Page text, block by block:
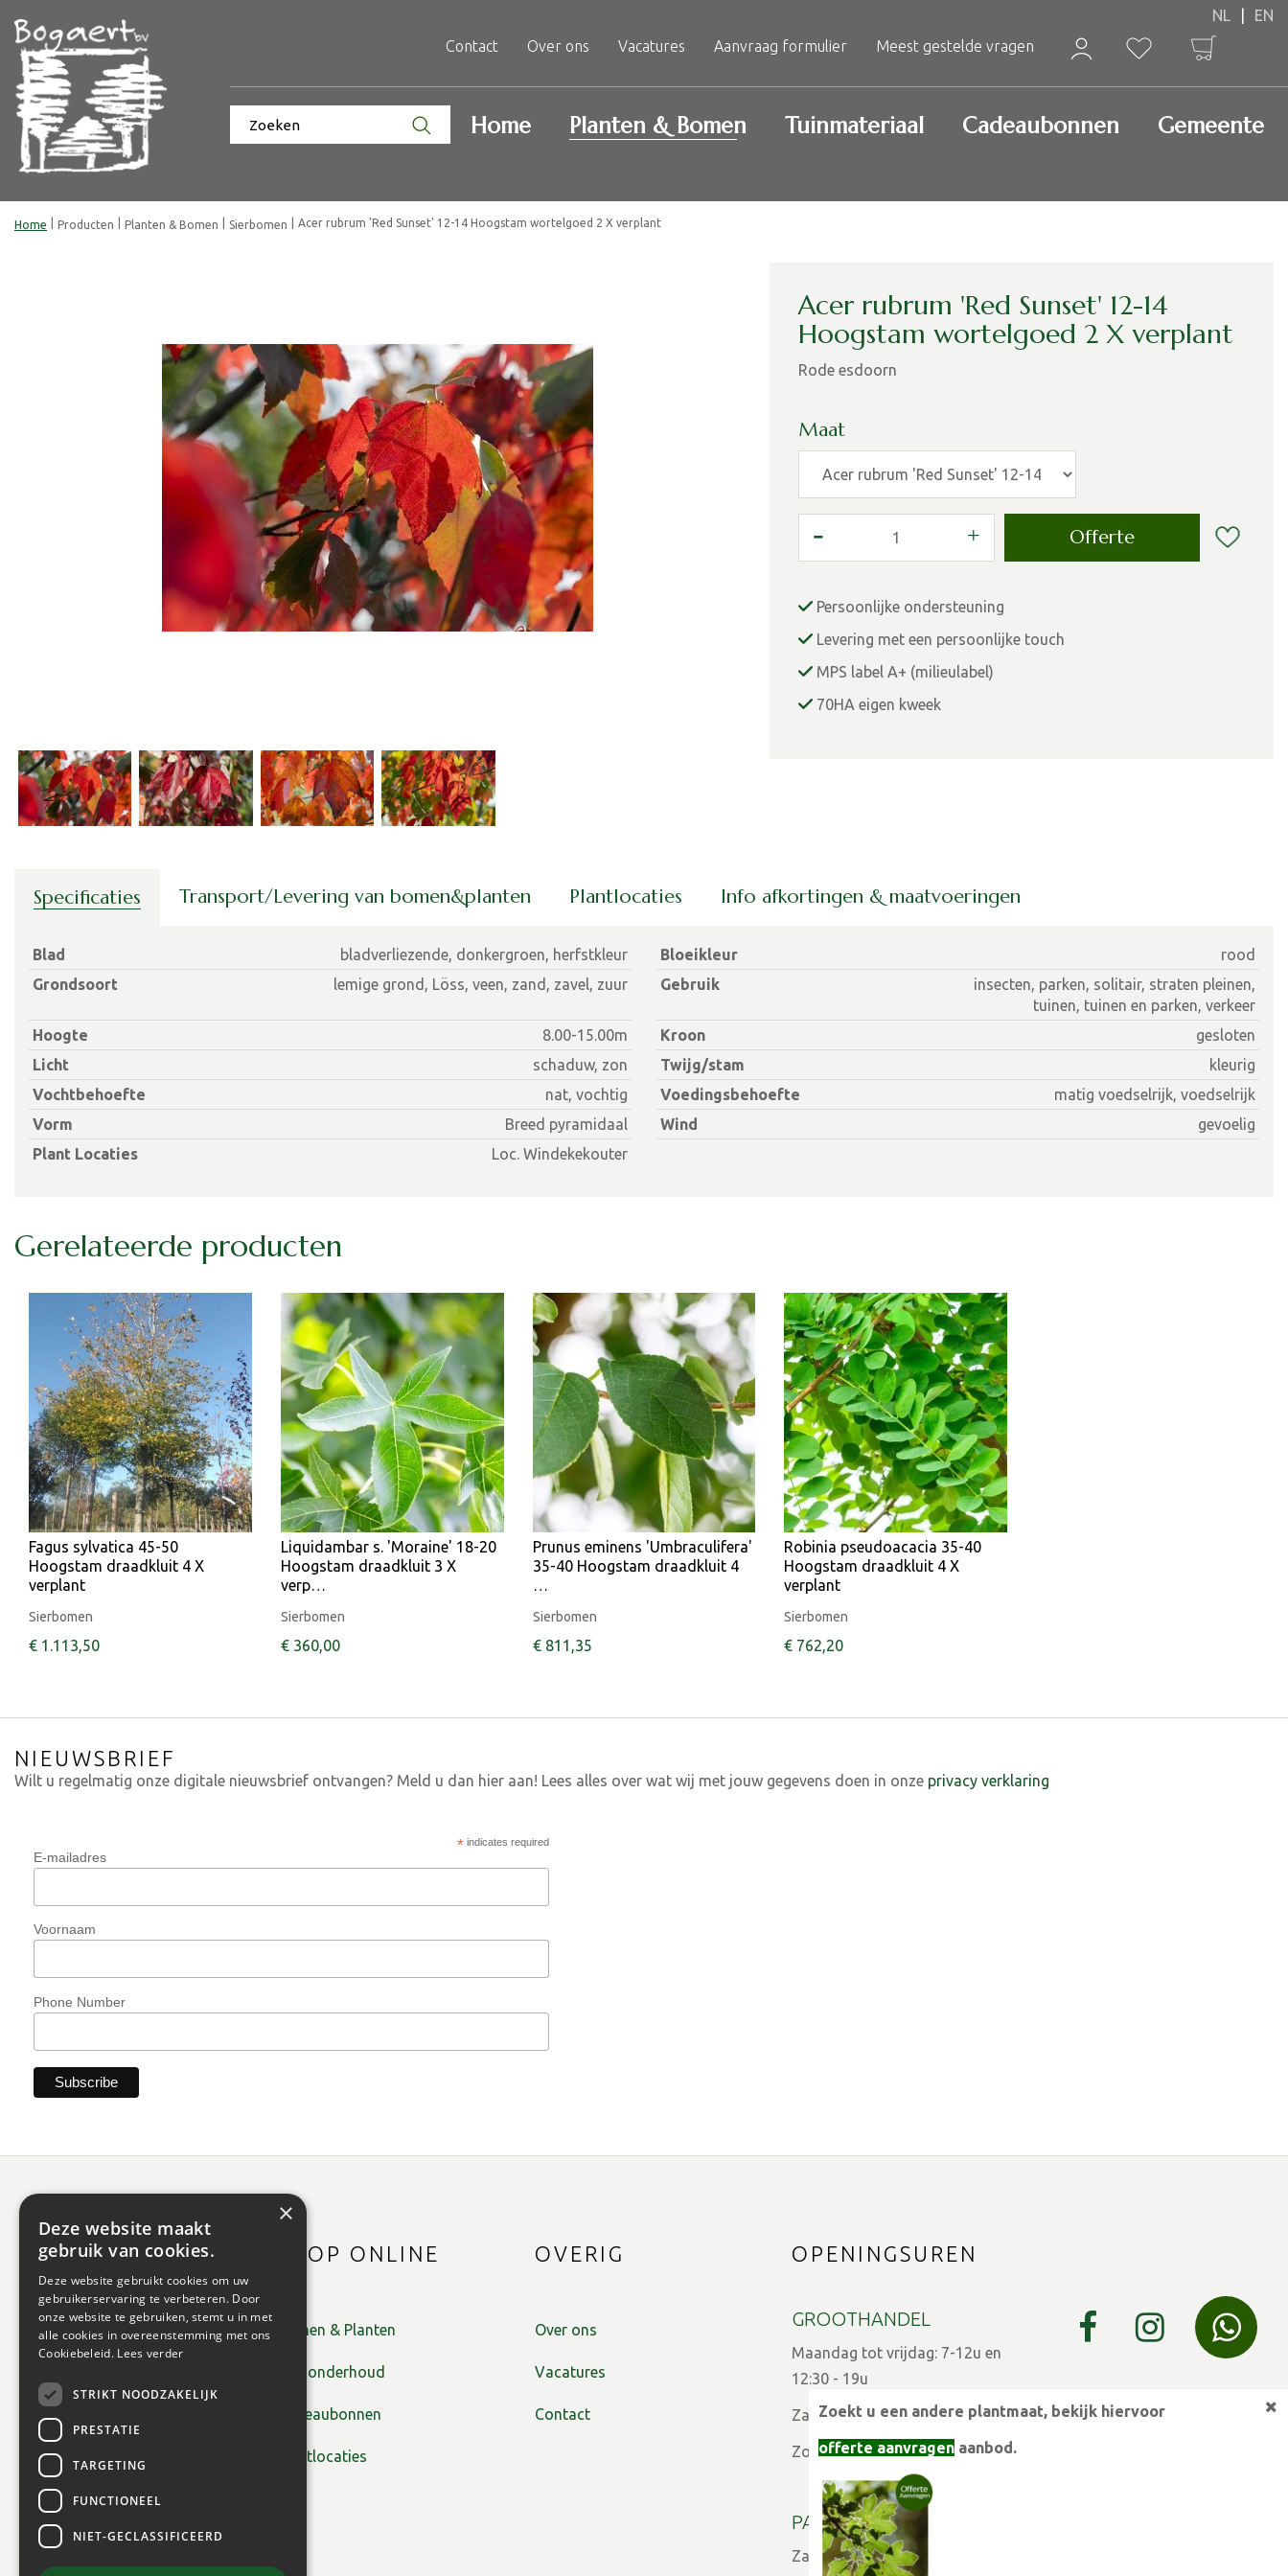
naar
content
Home Producten Planten & Bomen Sierbomen Acer rubrum 'Red Sunset' 12-14 Hoogstam wortelgoed 2 X verplant
Contact Over ons Vacatures Aanvraag formulier Meest gestelde vragen
Home Planten & Bomen Tuinmateriaal Cadeaubonnen Gemeente
Acer rubrum 'Red Sunset' 12-14
Hoogstam wortelgoed 2 X verplant
Rode esdoorn
Maat
Persoonlijke ondersteuning
Levering met een persoonlijke touch
MPS label A+ (milieulabel)
70HA eigen kweek
Specificaties Transport/Levering van bomen&planten Plantlocaties Info afkortingen & maatvoeringen
Blad bladverliezende, donkergroen, herfstkleur Bloeikleur
rood
Grondsoort
lemige grond, Löss, veen, zand, zavel, zuur Gebruik
insecten, parken, solitair, straten pleinen,
tuinen, tuinen en parken, verkeer
Hoogte
8.00-15.00m Kroon
gesloten
Licht
schaduw, zon Twijg/stam
kleurig
Vochtbehoefte
nat, vochtig Voedingsbehoefte
matig voedselrijk, voedselrijk
Vorm
Breed pyramidaal Wind
gevoelig
Plant Locaties
Loc. Windekekouter
Gerelateerde producten
Fagus sylvatica 45-50
Hoogstam draadkluit 4 X
verplant
Sierbomen
€ 1.113 50
Liquidambar s. 'Moraine' 18-20
Hoogstam draadkluit 3 X
verp…
Sierbomen
€ 360, 00
Prunus eminens 'Umbraculifera'
35-40 Hoogstam draadkluit 4
Sierbomen
€ 811 35
Robinia pseudoacacia 35-40
Hoogstam draadkluit 4 X
verplant
Sierbomen
€ 762 20
NIEUWSBRIEF
Wilt u regelmatig onze digitale nieuwsbrief ontvangen? Meld u dan hier aan! Lees alles over wat wij met jouw gegevens doen in onze privacy verklaring
*indicates required
E-mailadres
Voornaam
Phone Number
SHOP ONLINE
Bomen & Planten
Tuinonderhoud
Cadeaubonnen
Plantlocaties
OVERIG
Over ons
Vacatures
Contact
OPENINGSUREN
GROOTHANDEL
Maandag tot vrijdag: 7-12u en
12:30 - 19u
Zaterdag: 7-12u en 13-15u
Zon- en feestdagen gesloten
PARTICULIER
Zaterdag: 7-12 en 13:30u - 17u
Zoekt u een andere plantmaat, bekijk hiervoor
offerte aanvragen aanbod.
×
Deze website maakt
gebruik van cookies.
Deze website gebruikt cookies om uw
gebruikerservaring te verbeteren. Door
onze website te gebruiken, stemt u in met
alle cookies in overeenstemming met ons
Cookiebeleid. Lees verder
STRIKT NOODZAKELIJK
PRESTATIE
TARGETING
FUNCTIONEEL
NIET-GECLASSIFICEERD